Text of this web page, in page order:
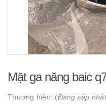
Mặt ga năng baic
Thương hiệu: (Đang cập nhật